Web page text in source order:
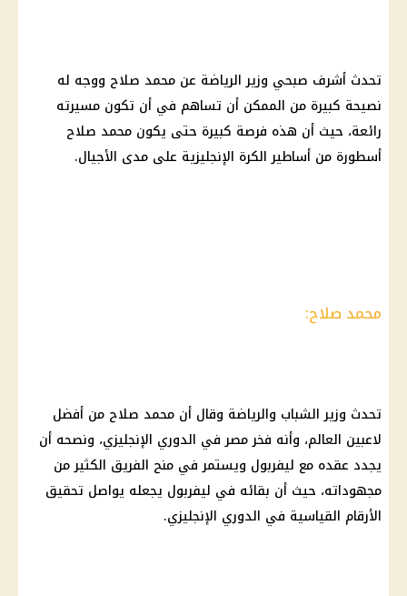
تحدث أشرف صبحي وزير الرياضة عن محمد صلاح ووجه له
نصيحة كبيرة من الممكن أن تساهم في أن تكون مسيرته
رائعة، حيث أن هذه فرصة كبيرة حتى يكون محمد صلاح
أسطورة من أساطير الكرة الإنجليزية على مدى الأجيال.
محمد صلاح:
تحدث وزير الشباب والرياضة وقال أن محمد صلاح من أفضل
لاعبين العالم، وأنه فخر مصر في الدوري الإنجليزي، ونصحه أن
يجدد عقده مع ليفربول ويستمر في منح الفريق الكثير من
مجهوداته، حيث أن بقائه في ليفربول يجعله يواصل تحقيق
الأرقام القياسية في الدوري الإنجليزي.